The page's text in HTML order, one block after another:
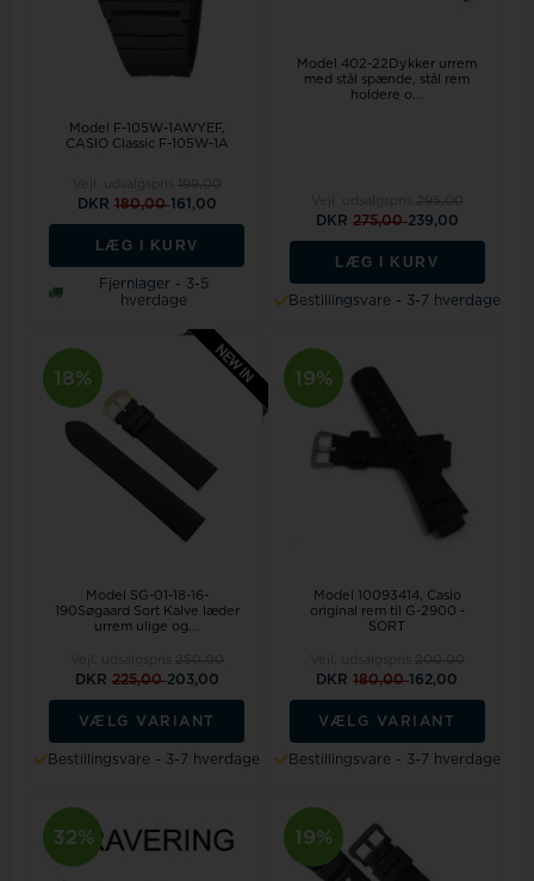
Model F-105W-1AWYEF
CASIO Classic F-105W-1A
DKR 180,00161,00
LÆG I KURV
Fjernlager - 3-5
hverdage
Model 402-22Dykker urrem
med stål spænde, stål rem
holdere o...
DKR 275,00239,00
LÆG I KURV
Bestillingsvare - 3-7 hverdage
18%
Model SG-01-18-16-
190Søgaard Sort Kalve læder
urrem ulige og...
DKR 225,00203,00
VÆLG VARIANT
Bestillingsvare - 3-7 hverdage
19%
Model 10093414
Casio
original rem til G-2900 -
SORT
DKR180,00162,00
VÆLG VARIANT
Bestillingsvare - 3-7 hverdage
32% 19%